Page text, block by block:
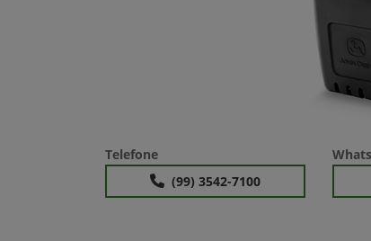
Telefone
(99) 3542-7100